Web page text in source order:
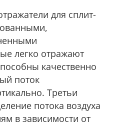
для сплит-
легко отражают
качественно
поток
Третьи
потока воздуха
в зависимости от